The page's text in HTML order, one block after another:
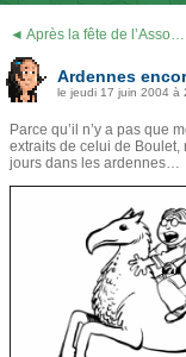
◄ Après la fête de l’Asso…
Ardennes
le jeudi 17 juin 2004 à
Parce qu’il n’y a pas que
extraits de celui de
jours dans les ardennes…